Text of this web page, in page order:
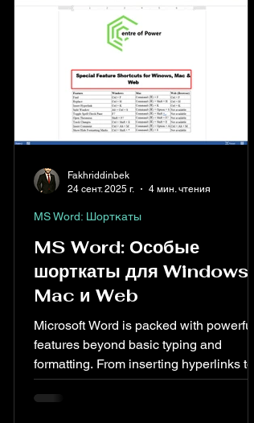
MS Word: Особые
шорткаты для Windows,
Mac и Web
Microsoft Word is packed with powerful
features beyond basic typing and
formatting. From inserting hyperlinks to
tracking changes and splitting windows,
these special feature shortcuts help you
MS Word: Шорткаты
Fakhriddinbek
24 сент. 2025 г.
4 мин. чтения